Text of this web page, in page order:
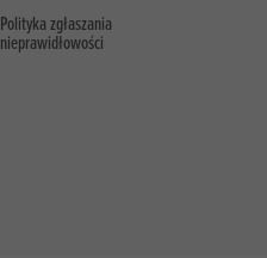
Polityka zgłaszania
nieprawidłowości